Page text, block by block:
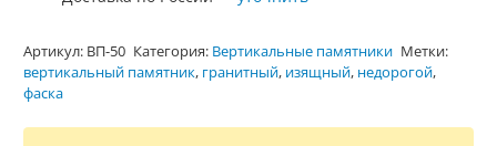
Артикул: ВП-50 Категория: Вертикальные памятники Метки:
вертикальный памятник, гранитный, изящный, недорогой,
фаска